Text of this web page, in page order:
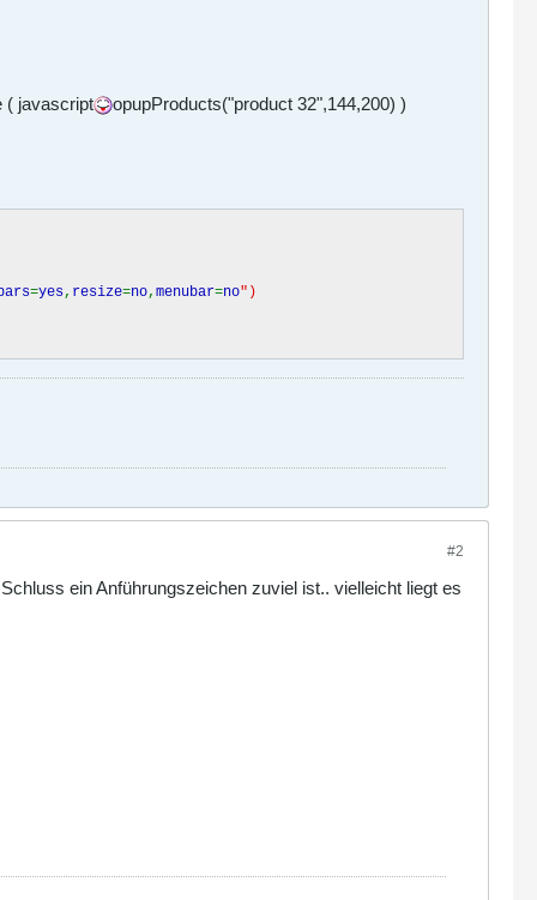
( javascript opupProducts("product 32",144,200) )
=yes, resize=no, menubar=no")
#2
ein Anführungszeichen zuviel ist.. vielleicht liegt es